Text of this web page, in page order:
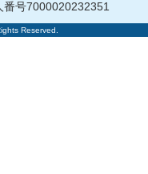
号7000020232351
Reserved.